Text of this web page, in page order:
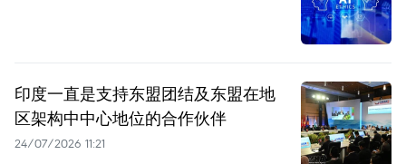
印度一直是支持东盟团结及东盟在地
区架构中中心地位的合作伙伴
24/07/2026 11:21